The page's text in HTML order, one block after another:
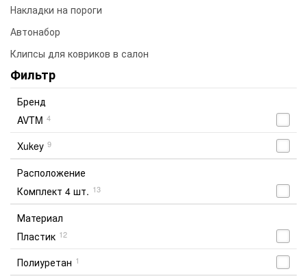
Накладки на пороги
Автонабор
Клипсы для ковриков в салон
Фильтр
Бренд
AVTM 4
Xukey 9
Расположение
Комплект 4 шт. 13
Материал
Пластик 12
Полиуретан 1